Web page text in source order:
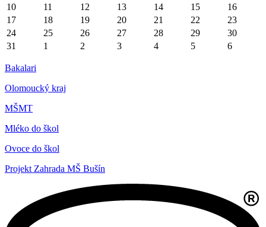
10 11 12 13 14 15
16
17
18 19 20 21 22
23
24
25 26 27 28 29
30
31
1 2 3 4 5 6
Bakalari
Olomoucký kraj
MŠMT
Mléko do škol
Ovoce do škol
Projekt Zahrada MŠ Bušín